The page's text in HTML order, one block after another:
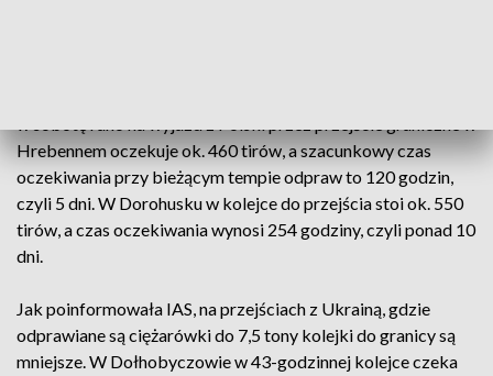
Hrebennem oczekuje ok. 460 tirów, a szacunkowy czas
oczekiwania przy bieżącym tempie odpraw to 120 godzin,
czyli 5 dni. W Dorohusku w kolejce do przejścia stoi ok. 550
tirów, a czas oczekiwania wynosi 254 godziny, czyli ponad 10
dni.
Jak poinformowała IAS, na przejściach z Ukrainą, gdzie
odprawiane są ciężarówki do 7,5 tony kolejki do granicy są
mniejsze. W Dołhobyczowie w 43-godzinnej kolejce czeka